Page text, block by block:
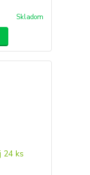
Skladom